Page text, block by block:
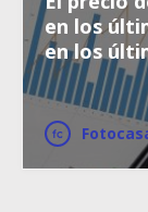
en los
en los